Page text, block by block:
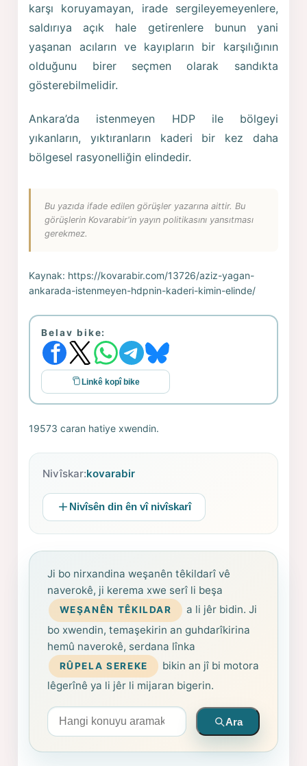
karşı koruyamayan, irade sergileyemeyenlere,
saldırıya açık hale getirenlere bunun yani
yaşanan acıların ve kayıpların bir karşılığının
olduğunu birer seçmen olarak sandıkta
gösterebilmelidir.
Ankara’da istenmeyen HDP ile bölgeyi
yıkanların, yıktıranların kaderi bir kez daha
bölgesel rasyonelliğin elindedir.
Bu yazıda ifade edilen görüşler yazarına aittir. Bu
görüşlerin Kovarabir'in yayın politikasını yansıtması
gerekmez.
Kaynak: https://kovarabir.com/13726/aziz-yagan-
ankarada-istenmeyen-hdpnin-kaderi-kimin-elinde/
Belav bike:
Linkê kopî bike
19573 caran hatiye xwendin.
Nivîskar:kovarabir
Nivîsên din ên vî nivîskarî
Ji bo nirxandina weşanên têkildarî vê
naverokê, ji kerema xwe serî li beşa
WEŞANÊN TÊKILDAR
a li jêr bidin. Ji
bo xwendin, temaşekirin an guhdarîkirina
hemû naverokê, serdana lînka
RÛPELA SEREKE
bikin an jî bi motora
lêgerînê ya li jêr li mijaran bigerin.
Arama yapın
Ara